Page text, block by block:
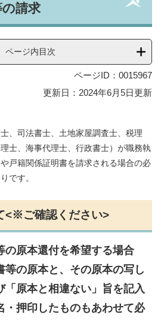
請求
ページ内目次
ページID：0015967
更新日：2024年6月5日更新
、司法書士、土地家屋調査士、税理
士、海事代理士、行政書士）が職務執
戸籍関係証明書を請求される場合の必
です。
<※ご確認ください>
原本還付を希望する場合
等の原本と、その原本の写し
「原本と相違ない」旨を記入
・押印したものもあわせて必